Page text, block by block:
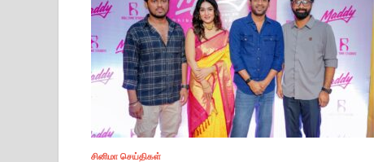
சினிமா செய்திகள்